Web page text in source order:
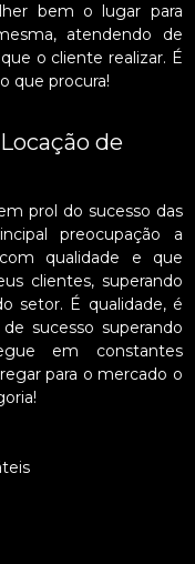
bem o lugar para
atendendo de
o cliente realizar. É
que procura!
de
prol do sucesso das
preocupação a
qualidade e que
clientes, superando
setor. É qualidade, é
sucesso superando
em constantes
para o mercado o